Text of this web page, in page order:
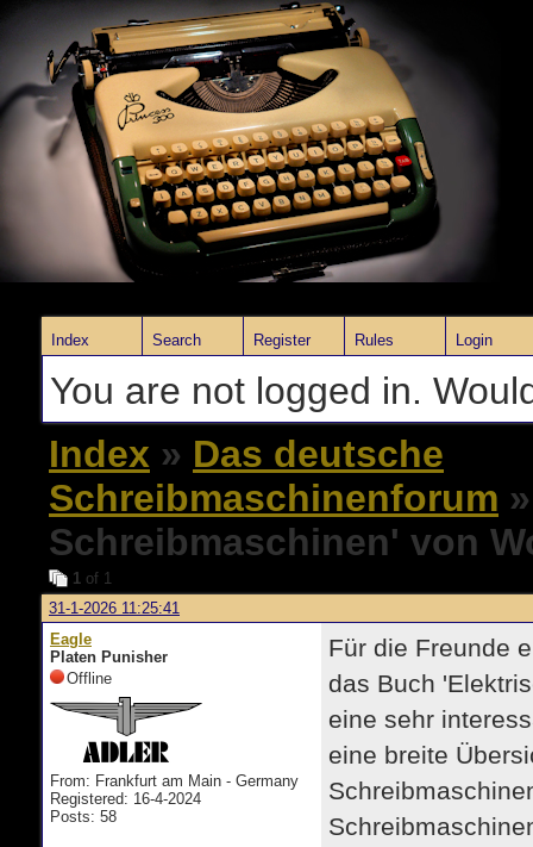
Index Search Register Rules Login
You are not logged in.
Index » Das deutsche
Schreibmaschinenforum
Schreibmaschinen' von
1 of 1
31-1-2026 11:25:41
Eagle
Platen Punisher
Offline
From: Frankfurt am Main - Germany
Registered: 16-4-2024
Posts: 58
Für die Freunde
das Buch
eine sehr
eine breite